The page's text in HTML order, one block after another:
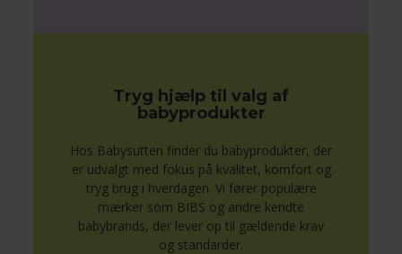
Tryg hjælp til valg af
babyprodukter
Hos Babysutten finder du babyprodukter, der
er udvalgt med fokus på kvalitet, komfort og
tryg brug i hverdagen. Vi fører populære
mærker som BIBS og andre kendte
babybrands, der lever op til gældende krav
og standarder.